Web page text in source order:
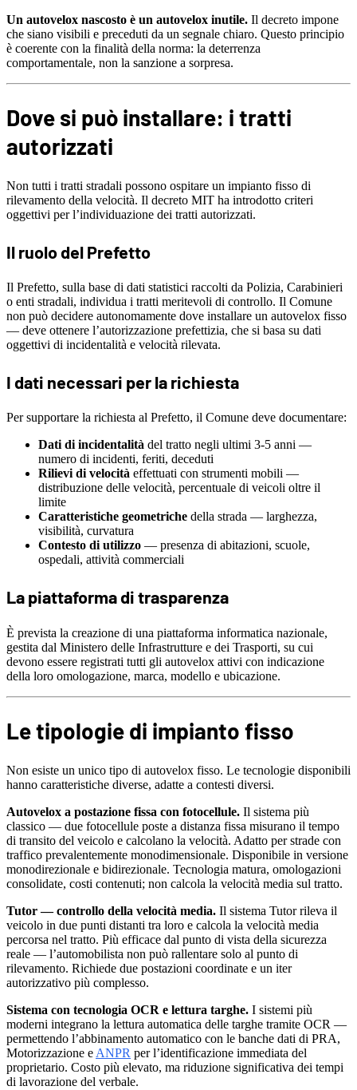
Un autovelox nascosto è un autovelox inutile. Il decreto impone
che siano visibili e preceduti da un segnale chiaro. Questo principio
è coerente con la finalità della norma: la deterrenza
comportamentale, non la sanzione a sorpresa.
Dove si può installare: i tratti
autorizzati
Non tutti i tratti stradali possono ospitare un impianto fisso di
rilevamento della velocità. Il decreto MIT ha introdotto criteri
oggettivi per l’individuazione dei tratti autorizzati.
Il ruolo del Prefetto
Il Prefetto, sulla base di dati statistici raccolti da Polizia, Carabinieri
o enti stradali, individua i tratti meritevoli di controllo. Il Comune
non può decidere autonomamente dove installare un autovelox fisso
— deve ottenere l’autorizzazione prefettizia, che si basa su dati
oggettivi di incidentalità e velocità rilevata.
I dati necessari per la richiesta
Per supportare la richiesta al Prefetto, il Comune deve documentare:
Dati di incidentalità del tratto negli ultimi 3-5 anni —
numero di incidenti, feriti, deceduti
Rilievi di velocità effettuati con strumenti mobili —
distribuzione delle velocità, percentuale di veicoli oltre il
limite
Caratteristiche geometriche della strada — larghezza,
visibilità, curvatura
Contesto di utilizzo — presenza di abitazioni, scuole,
ospedali, attività commerciali
La piattaforma di trasparenza
È prevista la creazione di una piattaforma informatica nazionale,
gestita dal Ministero delle Infrastrutture e dei Trasporti, su cui
devono essere registrati tutti gli autovelox attivi con indicazione
della loro omologazione, marca, modello e ubicazione.
Le tipologie di impianto fisso
Non esiste un unico tipo di autovelox fisso. Le tecnologie disponibili
hanno caratteristiche diverse, adatte a contesti diversi.
Autovelox a postazione fissa con fotocellule. Il sistema più
classico — due fotocellule poste a distanza fissa misurano il tempo
di transito del veicolo e calcolano la velocità. Adatto per strade con
traffico prevalentemente monodimensionale. Disponibile in versione
monodirezionale e bidirezionale. Tecnologia matura, omologazioni
consolidate, costi contenuti; non calcola la velocità media sul tratto.
Tutor — controllo della velocità media. Il sistema Tutor rileva il
veicolo in due punti distanti tra loro e calcola la velocità media
percorsa nel tratto. Più efficace dal punto di vista della sicurezza
reale — l’automobilista non può rallentare solo al punto di
rilevamento. Richiede due postazioni coordinate e un iter
autorizzativo più complesso.
Sistema con tecnologia OCR e lettura targhe. I sistemi più
moderni integrano la lettura automatica delle targhe tramite OCR —
permettendo l’abbinamento automatico con le banche dati di PRA,
Motorizzazione e ANPR per l’identificazione immediata del
proprietario. Costo più elevato, ma riduzione significativa dei tempi
di lavorazione del verbale.